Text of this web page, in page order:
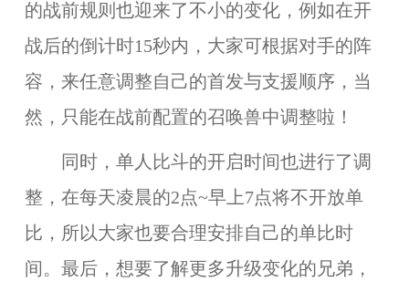
的战前规则也迎来了不小的变化，例如在开
战后的倒计时15秒内，大家可根据对手的阵
容，来任意调整自己的首发与支援顺序，当
然，只能在战前配置的召唤兽中调整啦！
同时，单人比斗的开启时间也进行了调
整，在每天凌晨的2点~早上7点将不开放单
比，所以大家也要合理安排自己的单比时
间。最后，想要了解更多升级变化的兄弟，